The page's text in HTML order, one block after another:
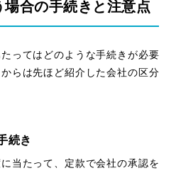
合の手続きと注意点
ってはどのような手続きが必要
らは先ほど紹介した会社の区分
続き
当たって、定款で会社の承認を